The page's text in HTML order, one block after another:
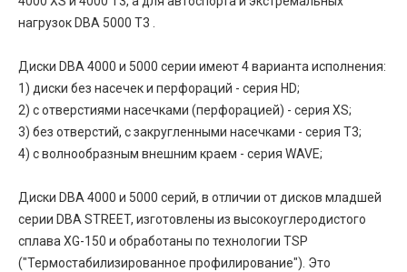
нагрузок DBA 5000 T3 .
Диски DBA 4000 и 5000 серии имеют 4 варианта исполнения:
1) диски без насечек и перфораций - серия HD;
2) c отверстиями насечками (перфорацией) - серия XS;
3) без отверстий, с закругленными насечками - серия T3;
4) с волнообразным внешним краем - серия WAVE;
Диски DBA 4000 и 5000 серий, в отличии от дисков младшей
серии DBA STREET, изготовлены из высокоуглеродистого
сплава XG-150 и обработаны по технологии TSP
("Термостабилизированное профилирование"). Это